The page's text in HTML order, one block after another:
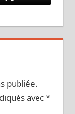
publiée.
avec*